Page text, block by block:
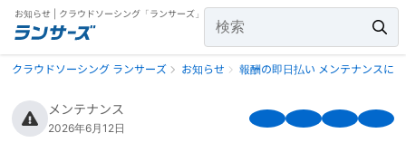
お知らせ | クラウドソーシング「ランサーズ」
クラウドソーシング ランサーズ お知らせ 報酬の即日払い メンテナンスに
メンテナンス
2026年6月12日